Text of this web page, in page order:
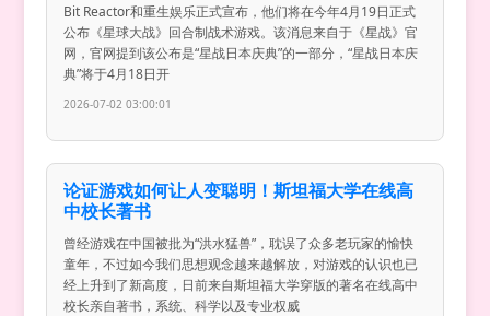
Bit Reactor和重生娱乐正式宣布，他们将在今年4月19日正式
公布《星球大战》回合制战术游戏。该消息来自于《星战》官
网，官网提到该公布是“星战日本庆典”的一部分，“星战日本庆
典”将于4月18日开
2026-07-02 03:00:01
论证游戏如何让人变聪明！斯坦福大学在线高
中校长著书
曾经游戏在中国被批为“洪水猛兽”，耽误了众多老玩家的愉快
童年，不过如今我们思想观念越来越解放，对游戏的认识也已
经上升到了新高度，日前来自斯坦福大学穿版的著名在线高中
校长亲自著书，系统、科学以及专业权威